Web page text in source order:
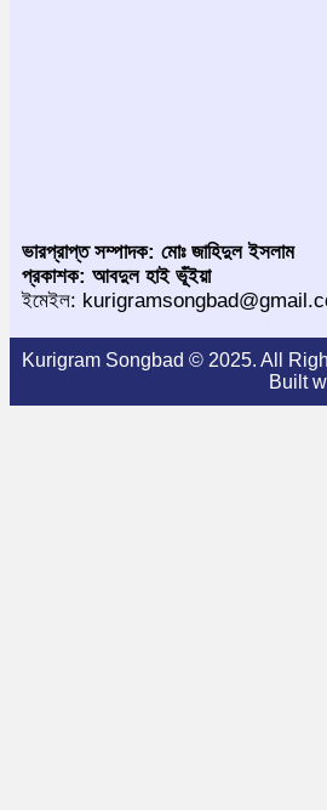
ভারপ্রাপ্ত সম্পাদক: মোঃ জাহিদুল ইসলাম
প্রকাশক: আবদুল হাই ভূঁইয়া
ইমেইল:
Kurigram Songbad © 2025. All
Built